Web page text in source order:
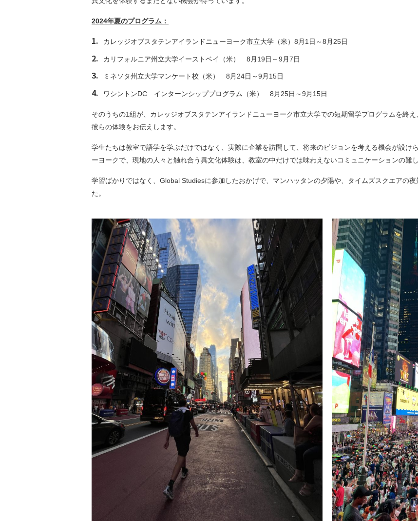
2024年夏のプログラム：
カレッジオブスタテンアイランドニューヨーク市立大学（米）8月1日～8月25日
カリフォルニア州立大学イーストベイ（米） 8月19日～9月7日
ミネソタ州立大学マンケート校（米） 8月24日～9月15日
ワシントンDC インターンシッププログラム（米） 8月25日～9月15日
そのうちの1組が、カレッジオブスタテンアイランドニューヨーク市立大学での短期留学プログラムを終
彼らの体験をお伝えします。
学生たちは教室で語学を学ぶだけではなく、実際に企業を訪問して、将来のビジョンを考える機会が設け
ーヨークで、現地の人々と触れ合う異文化体験は、教室の中だけでは味わえないコミュニケーションの難
学習ばかりではなく、Global Studiesに参加したおかげで、マンハッタンの夕陽や、タイムズスクエアの
た。